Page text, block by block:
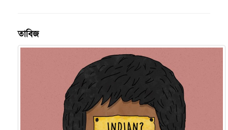
তাবিজ